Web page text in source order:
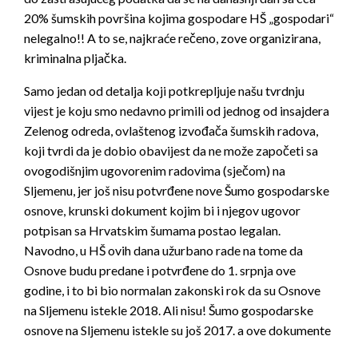
20% šumskih površina kojima gospodare HŠ „gospodari“
nelegalno!! A to se, najkraće rečeno, zove organizirana,
kriminalna pljačka.
Samo jedan od detalja koji potkrepljuje našu tvrdnju
vijest je koju smo nedavno primili od jednog od insajdera
Zelenog odreda, ovlaštenog izvođača šumskih radova,
koji tvrdi da je dobio obavijest da ne može započeti sa
ovogodišnjim ugovorenim radovima (sječom) na
Sljemenu, jer još nisu potvrđene nove Šumo gospodarske
osnove, krunski dokument kojim bi i njegov ugovor
potpisan sa Hrvatskim šumama postao legalan.
Navodno, u HŠ ovih dana užurbano rade na tome da
Osnove budu predane i potvrđene do 1. srpnja ove
godine, i to bi bio normalan zakonski rok da su Osnove
na Sljemenu istekle 2018. Ali nisu! Šumo gospodarske
osnove na Sljemenu istekle su još 2017. a ove dokumente